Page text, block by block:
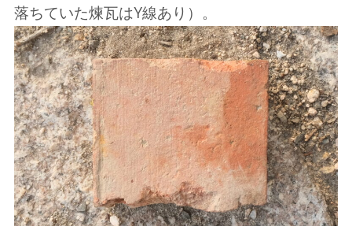
落ちていた煉瓦はY線あり）。